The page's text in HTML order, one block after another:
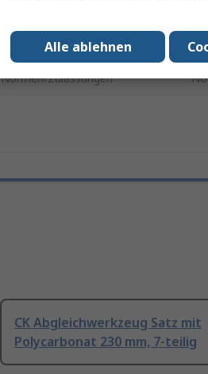
Anzahl der Teile 10
Normen/Zulassungen No
CK Abgleichwerkzeug Satz mit
Polycarbonat 230 mm, 7-teilig
Alle ablehnen